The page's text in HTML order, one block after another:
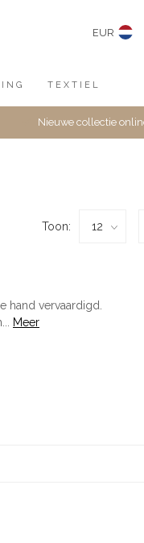
EUR
TEXTIEL
Nieuwe collectie
Toon:
hand vervaardigd.
Meer